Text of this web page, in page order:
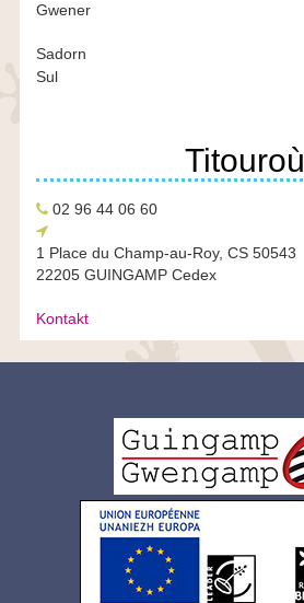
Titouroù
Pellgomzer
02 96 44 06 60
Chomlec’h
1 Place du Champ-au-Roy, CS 50543
22205 GUINGAMP Cedex
Kontakt
Gwener
Sadorn
Sul
de
page